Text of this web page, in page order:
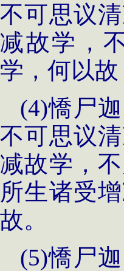
不可思议
减故学，
学，何以
(4)憍尸
不可思议
减故学，
所生诸受
故。
(5)憍尸